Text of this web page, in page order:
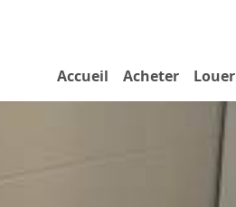
Accueil Acheter Louer